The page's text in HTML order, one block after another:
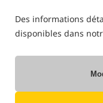
Des informations
disponibles dans
Delphin RPX ProMAX
vous recevez1,77 points